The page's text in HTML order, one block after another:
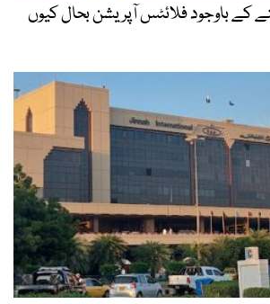
کے باوجود فلائٹس آپریشن بحال کیوں